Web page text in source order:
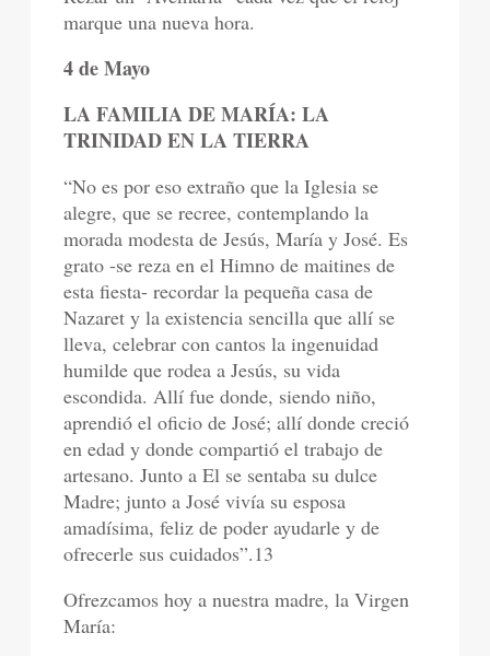
marque una nueva hora.
4 de Mayo
LA FAMILIA DE MARÍA: LA
TRINIDAD EN LA TIERRA
“No es por eso extraño que la Iglesia se
alegre, que se recree, contemplando la
morada modesta de Jesús, María y José. Es
grato -se reza en el Himno de maitines de
esta fiesta- recordar la pequeña casa de
Nazaret y la existencia sencilla que allí se
lleva, celebrar con cantos la ingenuidad
humilde que rodea a Jesús, su vida
escondida. Allí fue donde, siendo niño,
aprendió el oficio de José; allí donde creció
en edad y donde compartió el trabajo de
artesano. Junto a El se sentaba su dulce
Madre; junto a José vivía su esposa
amadísima, feliz de poder ayudarle y de
ofrecerle sus cuidados”.13
Ofrezcamos hoy a nuestra madre, la Virgen
María: